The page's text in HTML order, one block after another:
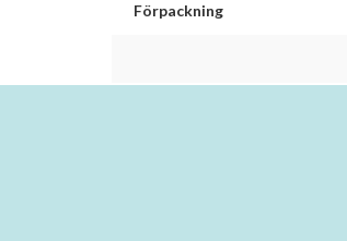
Förpackning